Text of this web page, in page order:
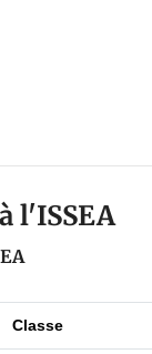
l'ISSEA
Classe